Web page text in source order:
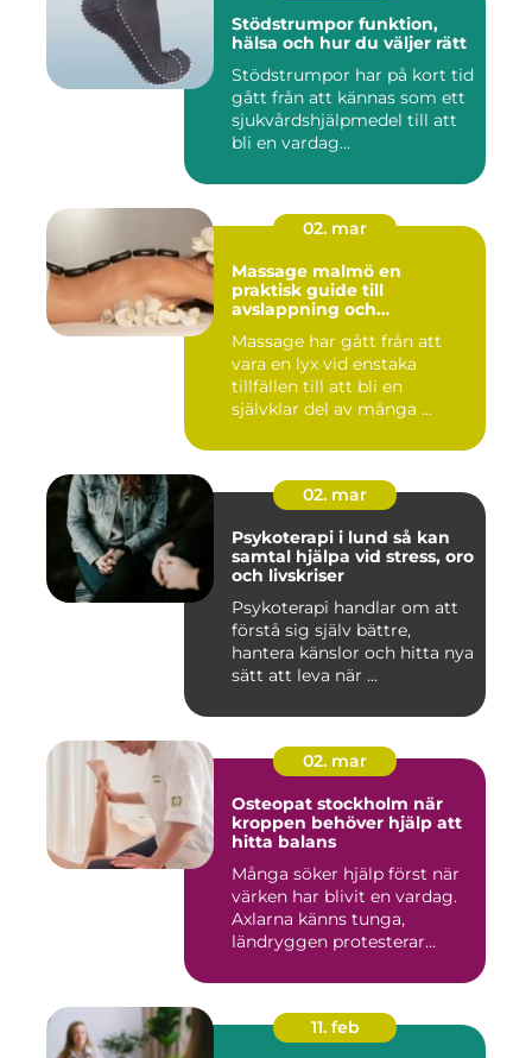
Stödstrumpor funktion,
hälsa och hur du väljer rätt
Stödstrumpor har på kort tid
gått från att kännas som ett
sjukvårdshjälpmedel till att
bli en vardag...
02. mar
Massage malmö en
praktisk guide till
avslappning och
Massage har gått från att
vara en lyx vid enstaka
tillfällen till att bli en
självklar del av många ...
02. mar
Psykoterapi i lund så kan
samtal hjälpa vid stress, oro
och livskriser
Psykoterapi handlar om att
förstå sig själv bättre,
hantera känslor och hitta nya
sätt att leva när ...
02. mar
Osteopat stockholm när
kroppen behöver hjälp att
hitta balans
Många söker hjälp först när
värken har blivit en vardag.
Axlarna känns tunga,
ländryggen protesterar...
11. feb